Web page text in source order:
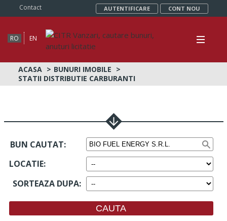
Contact AUTENTIFICARE CONT NOU
RO EN
ACASA
BUNURI IMOBILE
STATII DISTRIBUTIE CARBURANTI
BUN CAUTAT:
LOCATIE:
SORTEAZA DUPA: